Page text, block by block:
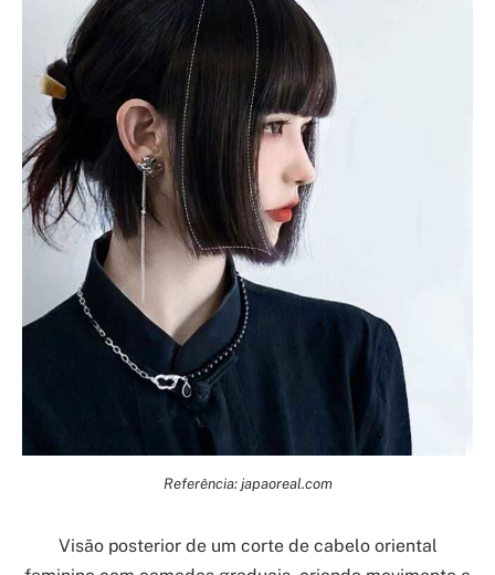
Referência: japaoreal.com
Visão posterior de um corte de cabelo oriental